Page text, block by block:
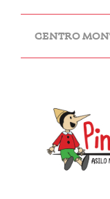
CENTRO